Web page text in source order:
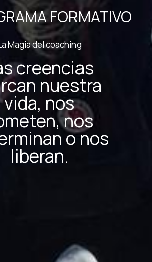
FORMATIVO
Magia del coaching
creencias
nuestra
vida, nos
nos
o nos
liberan.